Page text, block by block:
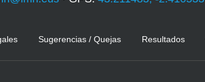
Sugerencias / Quejas Resultados